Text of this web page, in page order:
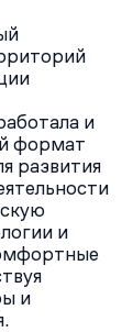
и
формат
развития
и
и